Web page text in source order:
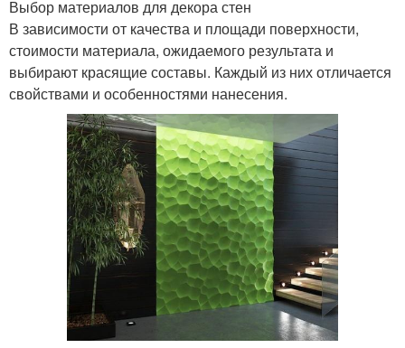
Выбор материалов для декора стен
В зависимости от качества и площади поверхности,
стоимости материала, ожидаемого результата и
выбирают красящие составы. Каждый из них отличается
свойствами и особенностями нанесения.